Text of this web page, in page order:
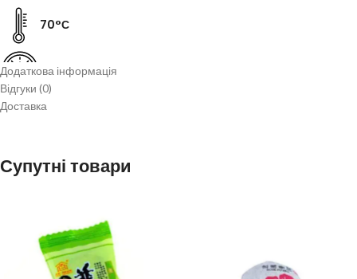
70°С
10 хв.
Заварювання проливом
5 проливів
Додаткова інформація
Відгуки (0)
Доставка
Супутні товари